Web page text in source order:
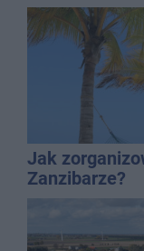
Jak
Zanzibarze?